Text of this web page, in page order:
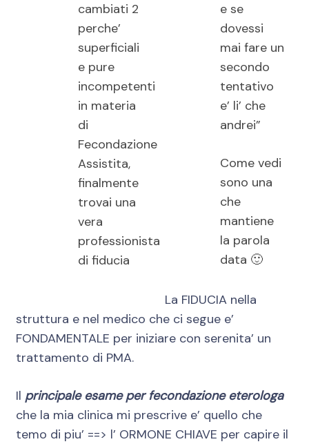
cambiati 2
perche’
superficiali
e pure
incompetenti
in materia
di
Fecondazione
Assistita,
finalmente
trovai una
vera
professionista
di fiducia
e se
dovessi
mai fare un
secondo
tentativo
e’ li’ che
andrei”
Come vedi
sono una
che
mantiene
la parola
data 🙂
La FIDUCIA nella
struttura e nel medico che ci segue e’
FONDAMENTALE per iniziare con serenita’ un
trattamento di PMA.
Il principale esame per fecondazione eterologa
che la mia clinica mi prescrive e’ quello che
temo di piu’ ==> l’ ORMONE CHIAVE per capire il